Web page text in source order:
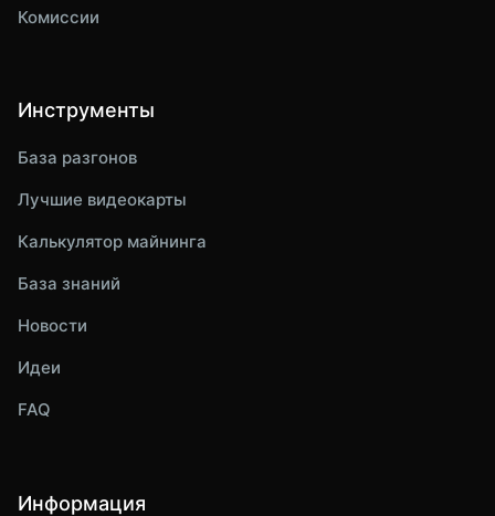
Комиссии
Инструменты
База разгонов
Лучшие видеокарты
Калькулятор майнинга
База знаний
Новости
Идеи
FAQ
Информация